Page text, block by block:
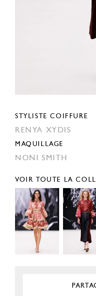
STYLISTE COIFFURE
RENYA XYDIS
MAQUILLAGE
NONI SMITH
VOIR TOUTE LA